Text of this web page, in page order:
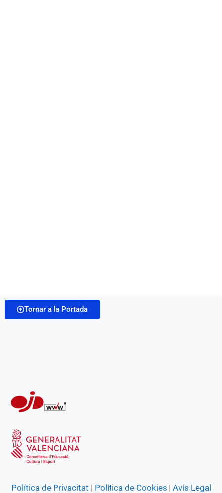
Tornar a la Portada
Política de Privacitat | Política de Cookies | Avís Legal